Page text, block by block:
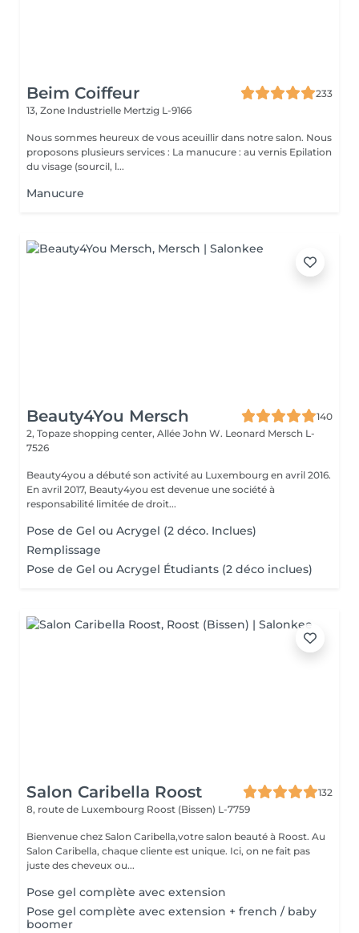
Beim Coiffeur
233
13, Zone Industrielle Mertzig L-9166
Nous sommes heureux de vous aceuillir dans notre salon. Nous
proposons plusieurs services : La manucure : au vernis Epilation
du visage (sourcil, l...
Manucure
Beauty4You Mersch
140
2, Topaze shopping center, Allée John W. Leonard Mersch L-
7526
Beauty4you a débuté son activité au Luxembourg en avril 2016.
En avril 2017, Beauty4you est devenue une société à
responsabilité limitée de droit...
Pose de Gel ou Acrygel (2 déco. Inclues)
Remplissage
Pose de Gel ou Acrygel Étudiants (2 déco inclues)
Salon Caribella Roost
132
8, route de Luxembourg Roost (Bissen) L-7759
Bienvenue chez Salon Caribella,votre salon beauté à Roost. Au
Salon Caribella, chaque cliente est unique. Ici, on ne fait pas
juste des cheveux ou...
Pose gel complète avec extension
Pose gel complète avec extension + french / baby
boomer